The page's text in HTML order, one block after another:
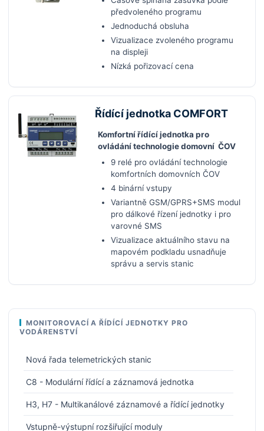
předvoleného programu
Jednoduchá obsluha
Vizualizace zvoleného programu
na displeji
Nízká pořizovací cena
Řídící jednotka COMFORT
Komfortní řídící jednotka pro
ovládání technologie domovní ČOV
9 relé pro ovládání technologie
komfortních domovních ČOV
4 binární vstupy
Variantně GSM/GPRS+SMS modul
pro dálkové řízení jednotky i pro
varovné SMS
Vizualizace aktuálního stavu na
mapovém podkladu usnadňuje
správu a servis stanic
MONITOROVACÍ A ŘÍDÍCÍ JEDNOTKY PRO
VODÁRENSTVÍ
Nová řada telemetrických stanic
C8 - Modulární řídící a záznamová jednotka
H3, H7 - Multikanálové záznamové a řídící jednotky
Vstupně-výstupní rozšiřující moduly